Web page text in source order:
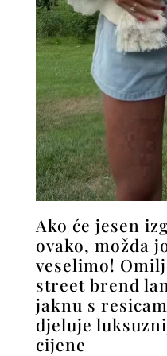
Ako će jesen
ovako, možda
veselimo!
street brend
jaknu s
djeluje
cijene